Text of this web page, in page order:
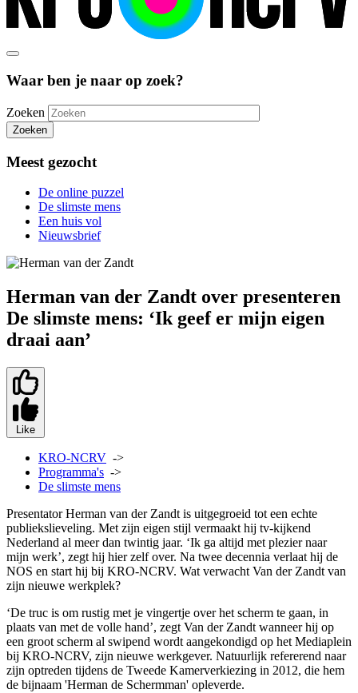
Waar ben je naar op zoek?
Zoeken
Zoeken
Meest gezocht
De online puzzel
De slimste mens
Een huis vol
Nieuwsbrief
Herman van der Zandt over presenteren
De slimste mens: ‘Ik geef er mijn eigen
draai aan’
Like
KRO-NCRV ->
Programma's ->
De slimste mens
Presentator Herman van der Zandt is uitgegroeid tot een echte
publiekslieveling. Met zijn eigen stijl vermaakt hij tv-kijkend
Nederland al meer dan twintig jaar. ‘Ik ga altijd met plezier naar
mijn werk’, zegt hij hier zelf over. Na twee decennia verlaat hij de
NOS en start hij bij KRO-NCRV. Wat verwacht Van der Zandt van
zijn nieuwe werkplek?
‘De truc is om rustig met je vingertje over het scherm te gaan, in
plaats van met de volle hand’, zegt Van der Zandt wanneer hij op
een groot scherm al swipend wordt aangekondigd op het Mediaplein
bij KRO-NCRV, zijn nieuwe werkgever. Natuurlijk refererend naar
zijn optreden tijdens de Tweede Kamerverkiezing in 2012, die hem
de bijnaam 'Herman de Schermman' opleverde.